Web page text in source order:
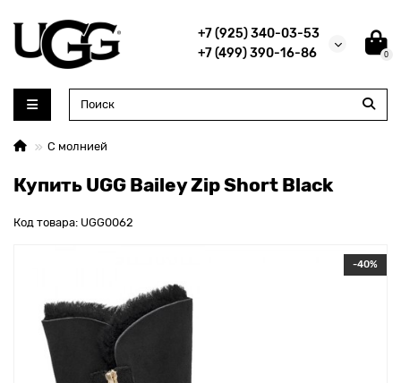
+7 (925) 340-03-53
+7 (499) 390-16-86
0
С молнией
Купить UGG Bailey Zip Short Black
Код товара: UGG0062
-40%